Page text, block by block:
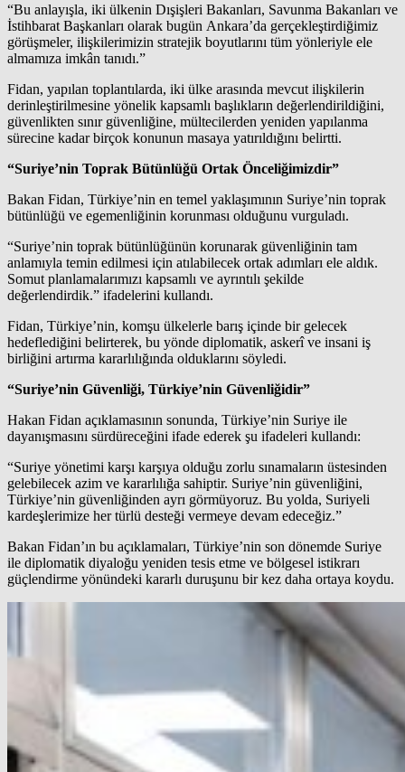
“Bu anlayışla, iki ülkenin Dışişleri Bakanları, Savunma Bakanları ve
İstihbarat Başkanları olarak bugün Ankara’da gerçekleştirdiğimiz
görüşmeler, ilişkilerimizin stratejik boyutlarını tüm yönleriyle ele
almamıza imkân tanıdı.”
Fidan, yapılan toplantılarda, iki ülke arasında mevcut ilişkilerin
derinleştirilmesine yönelik kapsamlı başlıkların değerlendirildiğini,
güvenlikten sınır güvenliğine, mültecilerden yeniden yapılanma
sürecine kadar birçok konunun masaya yatırıldığını belirtti.
“Suriye’nin Toprak Bütünlüğü Ortak Önceliğimizdir”
Bakan Fidan, Türkiye’nin en temel yaklaşımının Suriye’nin toprak
bütünlüğü ve egemenliğinin korunması olduğunu vurguladı.
“Suriye’nin toprak bütünlüğünün korunarak güvenliğinin tam
anlamıyla temin edilmesi için atılabilecek ortak adımları ele aldık.
Somut planlamalarımızı kapsamlı ve ayrıntılı şekilde
değerlendirdik.” ifadelerini kullandı.
Fidan, Türkiye’nin, komşu ülkelerle barış içinde bir gelecek
hedeflediğini belirterek, bu yönde diplomatik, askerî ve insani iş
birliğini artırma kararlılığında olduklarını söyledi.
“Suriye’nin Güvenliği, Türkiye’nin Güvenliğidir”
Hakan Fidan açıklamasının sonunda, Türkiye’nin Suriye ile
dayanışmasını sürdüreceğini ifade ederek şu ifadeleri kullandı:
“Suriye yönetimi karşı karşıya olduğu zorlu sınamaların üstesinden
gelebilecek azim ve kararlılığa sahiptir. Suriye’nin güvenliğini,
Türkiye’nin güvenliğinden ayrı görmüyoruz. Bu yolda, Suriyeli
kardeşlerimize her türlü desteği vermeye devam edeceğiz.”
Bakan Fidan’ın bu açıklamaları, Türkiye’nin son dönemde Suriye
ile diplomatik diyaloğu yeniden tesis etme ve bölgesel istikrarı
güçlendirme yönündeki kararlı duruşunu bir kez daha ortaya koydu.